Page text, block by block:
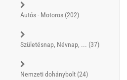
Autós - Motoros (202)
Születésnap, Névnap, ... (37)
Nemzeti dohánybolt (24)